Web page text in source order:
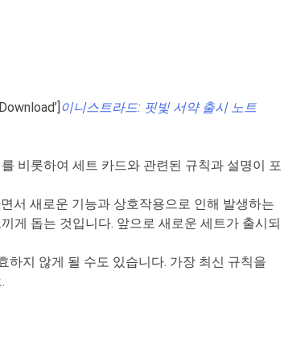
이니스트라드: 핏빛 서약 출시 노트
비롯하여 세트 카드와 관련된 규칙과 설명이 포
서 새로운 기능과 상호작용으로 인해 발생하는
게 돕는 것입니다. 앞으로 새로운 세트가 출시되
하지 않게 될 수도 있습니다. 가장 최신 규칙을
.